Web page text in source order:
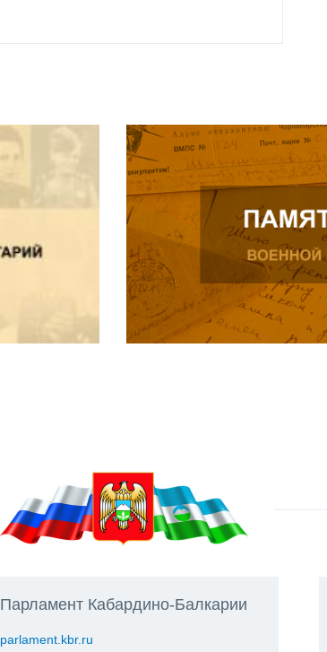
Парламент Кабардино-Балкарии
parlament.kbr.ru